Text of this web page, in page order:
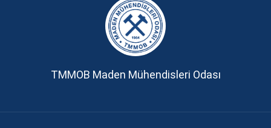
TMMOB Maden Mühendisleri Odası